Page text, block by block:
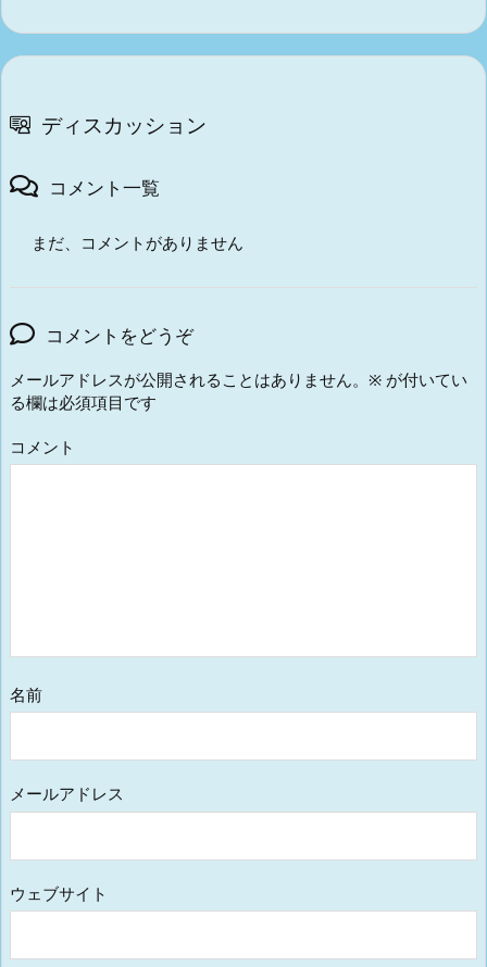
ディスカッション
コメント一覧
まだ、コメントがありません
コメントをどうぞ
メールアドレスが公開されることはありません。 ※ が付いてい
る欄は必須項目です
コメント
名前
メールアドレス
ウェブサイト